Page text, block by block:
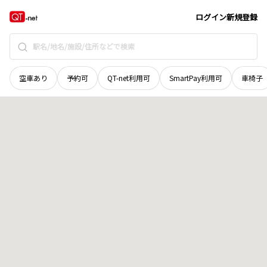
ログイン新規登録
空車あり 予約可 QT-net利用可 SmartPay利用可 車椅子
山口県